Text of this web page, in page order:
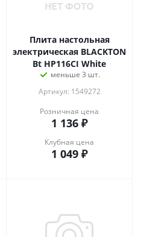
Плита настольная
электрическая BLACKTON
Bt HP116CI White
меньше 3 шт.
Артикул: 1549272
Розничная цена
1 136 ₽
Клубная цена
1 049 ₽